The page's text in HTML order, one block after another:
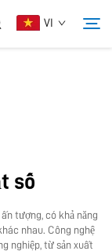
VI
số
tượng, có khả năng
nhau. Công nghệ
nghiệp, từ sản xuất